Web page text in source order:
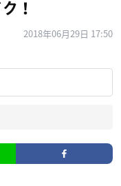
！
2018年06月29日 17:50